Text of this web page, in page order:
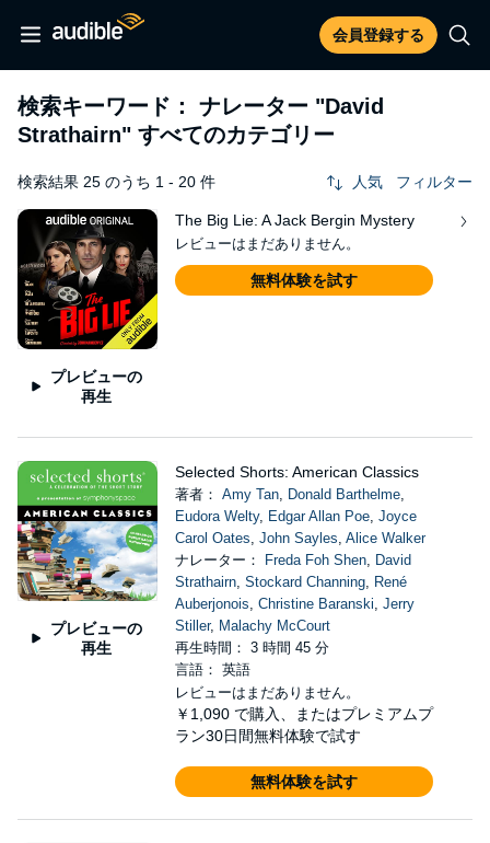
会員登録する
検索キーワード： ナレーター "David
Strathairn" すべてのカテゴリー
検索結果 25 のうち 1 - 20 件 人気 フィルター
プレビューの
再生
The Big Lie: A Jack Bergin Mystery
レビューはまだありません。
無料体験を試す
プレビューの
再生
Selected Shorts: American Classics
著者： Amy Tan, Donald Barthelme,
Eudora Welty, Edgar Allan Poe, Joyce
Carol Oates John Sayles Alice Walker
ナレーター：
Freda Foh Shen,
David
Strathairn, Stockard Channing,
René
Auberjonois Christine Baranski Jerry
Stiller, Malachy McCourt
再生時間： 3 時間 45 分
言語： 英語
レビューはまだありません。
￥1,090 で購入、またはプレミアムプ
ラン30日間無料体験で試す
無料体験を試す